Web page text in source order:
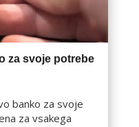
za svoje potrebe
banko za svoje
za vsakega